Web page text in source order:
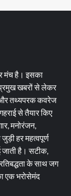
मंच है। इसका
खबरों से लेकर
तथ्यपरक कवरेज
से तैयार किए
मनोरंजन,
हर महत्वपूर्ण
है। सटीक,
के साथ जग
एक भरोसेमंद